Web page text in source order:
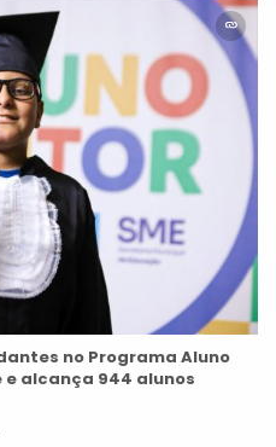
no Programa Aluno
e alcança 944 alunos